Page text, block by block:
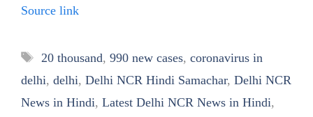
Source link
Tags
20 thousand, 990 new cases, coronavirus in
delhi, delhi, Delhi NCR Hindi Samachar, Delhi NCR
News in Hindi, Latest Delhi NCR News in Hindi,